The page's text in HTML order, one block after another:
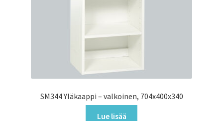
SM344 Yläkaappi – valkoinen, 704x400x340
Lue lisää